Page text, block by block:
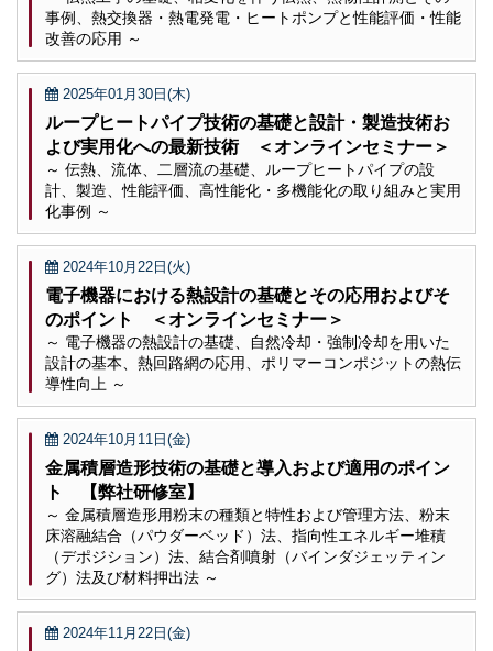
事例、熱交換器・熱電発電・ヒートポンプと性能評価・性能
改善の応用 ～
2025年01月30日(木)
ループヒートパイプ技術の基礎と設計・製造技術お
よび実用化への最新技術 ＜オンラインセミナー＞
～ 伝熱、流体、二層流の基礎、ループヒートパイプの設
計、製造、性能評価、高性能化・多機能化の取り組みと実用
化事例 ～
2024年10月22日(火)
電子機器における熱設計の基礎とその応用およびそ
のポイント ＜オンラインセミナー＞
～ 電子機器の熱設計の基礎、自然冷却・強制冷却を用いた
設計の基本、熱回路網の応用、ポリマーコンポジットの熱伝
導性向上 ～
2024年10月11日(金)
金属積層造形技術の基礎と導入および適用のポイン
ト 【弊社研修室】
～ 金属積層造形用粉末の種類と特性および管理方法、粉末
床溶融結合（パウダーベッド）法、指向性エネルギー堆積
（デポジション）法、結合剤噴射（バインダジェッティン
グ）法及び材料押出法 ～
2024年11月22日(金)